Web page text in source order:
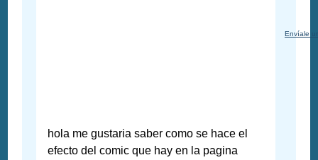
hola me gustaria saber como se hace el
efecto del comic que hay en la pagina
Envíale